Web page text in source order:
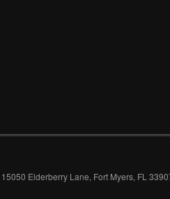
Elderberry Lane, Fort Myers, FL